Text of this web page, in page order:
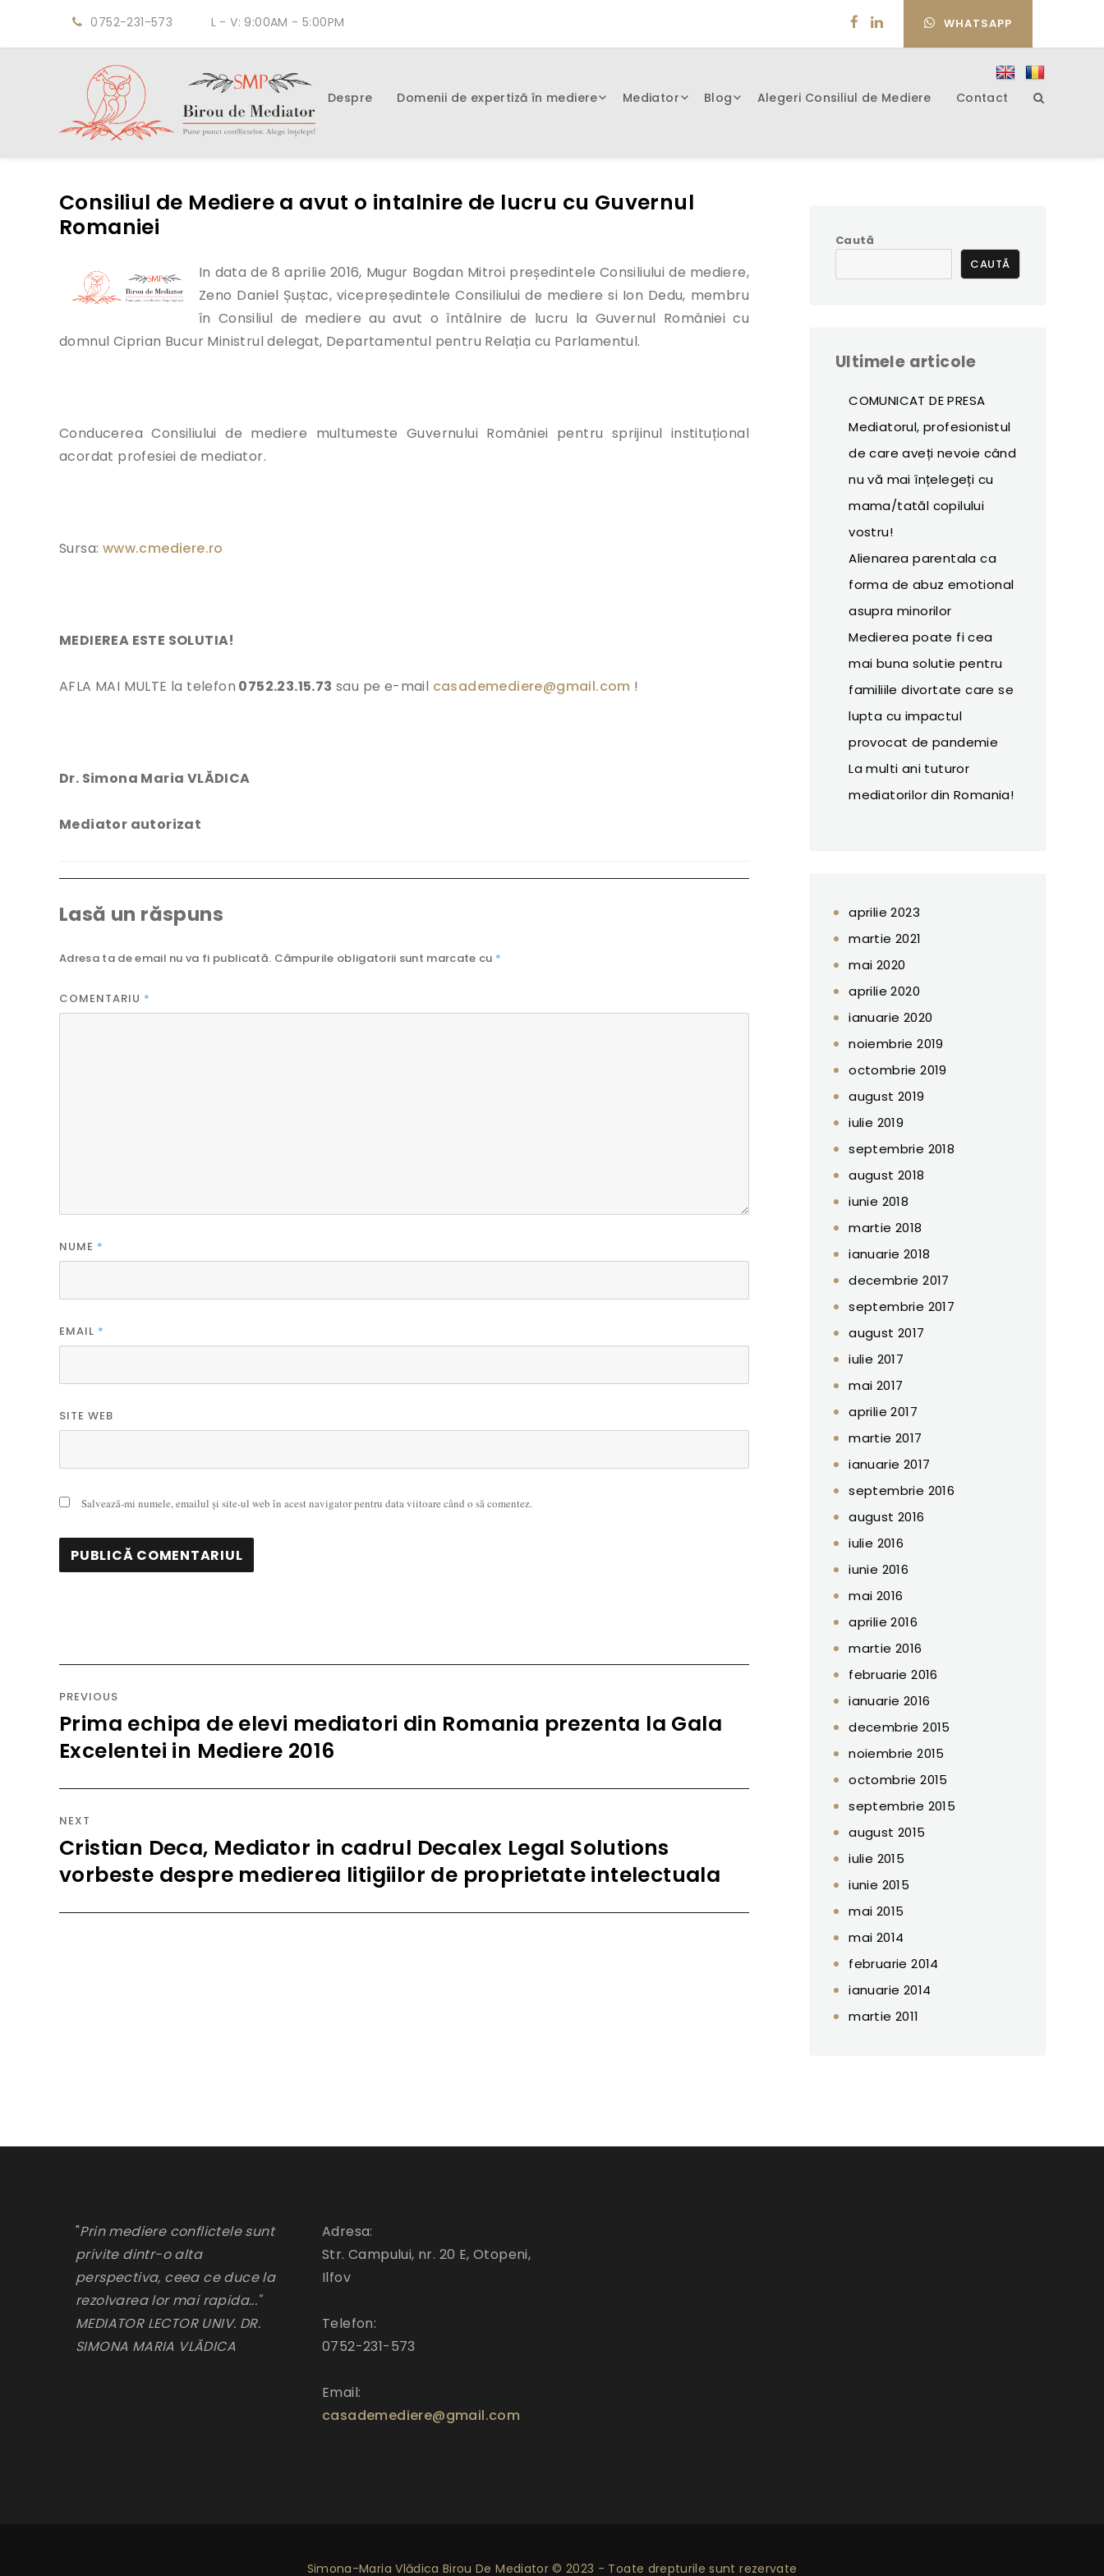
0752-231-573 L - V: 9:00AM - 5:00PM WHATSAPP
Despre Domenii de expertiză în mediere Mediator Blog Alegeri Consiliul de Mediere Contact
Consiliul de Mediere a avut o intalnire de lucru cu Guvernul
Romaniei
In data de 8 aprilie 2016, Mugur Bogdan Mitroi președintele Consiliului de mediere,
Zeno Daniel Șuștac, vicepreședintele Consiliului de mediere si Ion Dedu, membru
în Consiliul de mediere au avut o întâlnire de lucru la Guvernul României cu
domnul Ciprian Bucur Ministrul delegat, Departamentul pentru Relația cu Parlamentul.
Conducerea Consiliului de mediere multumeste Guvernului României pentru sprijinul instituțional
acordat profesiei de mediator.
Sursa: www.cmediere.ro
MEDIEREA ESTE SOLUTIA!
AFLA MAI MULTE la telefon 0752.23.15.73 sau pe e-mail casademediere@gmail.com !
Dr. Simona Maria VLĂDICA
Mediator autorizat
Lasă un răspuns
Adresa ta de email nu va fi publicată. Câmpurile obligatorii sunt marcate cu *
COMENTARIU *
NUME *
EMAIL *
SITE WEB
Salvează-mi numele, emailul și site-ul web în acest navigator pentru data viitoare când o să comentez.
în
articole
PREVIOUS
Previous
post:
Prima echipa de elevi mediatori din Romania prezenta la Gala
Excelentei in Mediere 2016
NEXT
Next
post:
Cristian Deca, Mediator in cadrul Decalex Legal Solutions
vorbeste despre medierea litigiilor de proprietate intelectuala
Caută
CAUTĂ
Ultimele articole
COMUNICAT DE PRESA
Mediatorul, profesionistul
de care aveți nevoie când
nu vă mai înțelegeți cu
mama/tatăl copilului
vostru!
Alienarea parentala ca
forma de abuz emotional
asupra minorilor
Medierea poate fi cea
mai buna solutie pentru
familiile divortate care se
lupta cu impactul
provocat de pandemie
La multi ani tuturor
mediatorilor din Romania!
aprilie 2023
martie 2021
mai 2020
aprilie 2020
ianuarie 2020
noiembrie 2019
octombrie 2019
august 2019
iulie 2019
septembrie 2018
august 2018
iunie 2018
martie 2018
ianuarie 2018
decembrie 2017
septembrie 2017
august 2017
iulie 2017
mai 2017
aprilie 2017
martie 2017
ianuarie 2017
septembrie 2016
august 2016
iulie 2016
iunie 2016
mai 2016
aprilie 2016
martie 2016
februarie 2016
ianuarie 2016
decembrie 2015
noiembrie 2015
octombrie 2015
septembrie 2015
august 2015
iulie 2015
iunie 2015
mai 2015
mai 2014
februarie 2014
ianuarie 2014
martie 2011
"Prin mediere conflictele sunt
privite dintr-o alta
perspectiva, ceea ce duce la
rezolvarea lor mai rapida..."
MEDIATOR LECTOR UNIV. DR.
SIMONA MARIA VLĂDICA
Adresa:
Str. Campului, nr. 20 E, Otopeni,
Ilfov
Telefon:
0752-231-573
Email:
casademediere@gmail.com
Simona-Maria Vlădica Birou De Mediator © 2023 - Toate drepturile sunt rezervate